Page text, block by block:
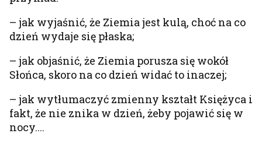
– jak wyjaśnić, że Ziemia jest kulą, choć na co
dzień wydaje się płaska;
– jak objaśnić, że Ziemia porusza się wokół
Słońca, skoro na co dzień widać to inaczej;
– jak wytłumaczyć zmienny kształt Księżyca i
fakt, że nie znika w dzień, żeby pojawić się w
nocy....